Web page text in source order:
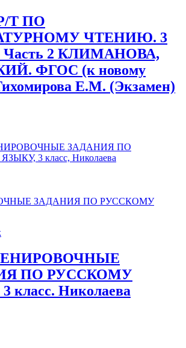
Т ПО
ЧТЕНИЮ. 3
2 КЛИМАНОВА,
ФГОС (к новому
Е.М. (Экзамен)
ЗАДАНИЯ ПО РУССКОМУ
ПО РУССКОМУ
класс. Николаева